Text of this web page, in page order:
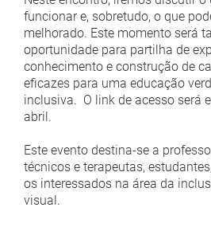
funcionar e, sobretudo, o que
melhorado. Este momento será
oportunidade para partilha de
conhecimento e construção de
eficazes para uma educação
inclusiva. O link de acesso será
abril.
Este evento destina-se a
técnicos e terapeutas,
os interessados na área da
visual.